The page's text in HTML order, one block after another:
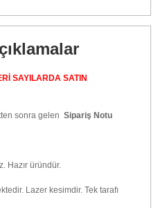
SAYILARDA SATIN
sonra gelen Sipariş Notu
Hazır üründür.
Lazer kesimdir. Tek tarafı